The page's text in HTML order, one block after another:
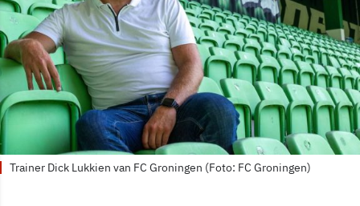
Trainer Dick Lukkien van FC Groningen (Foto: FC Groningen)